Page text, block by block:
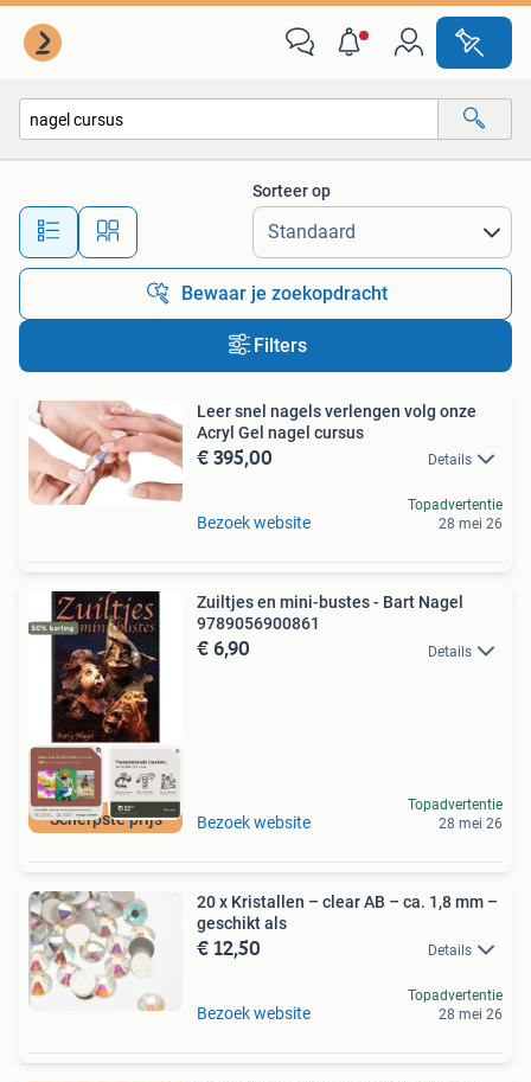
Alle afstanden…
Sorteer op
Bewaar je zoekopdracht
Filters
Leer snel nagels verlengen volg onze
Acryl Gel nagel cursus
€ 395,00 Details
Bezoek website
Topadvertentie
28 mei 26
Scherpste prijs
Zuiltjes en mini-bustes - Bart Nagel
9789056900861
€ 6,90 Details
Bezoek website
Topadvertentie
28 mei 26
20 x Kristallen – clear AB – ca. 1,8 mm –
geschikt als
€ 12,50 Details
Bezoek website
Topadvertentie
28 mei 26